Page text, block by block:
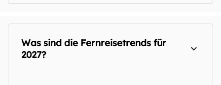
Was sind die Fernreisetrends für
2027?